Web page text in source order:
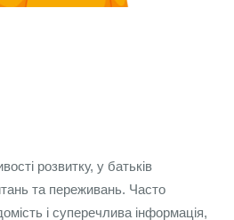
розвитку, у батьків
та переживань. Часто
і суперечлива інформація,